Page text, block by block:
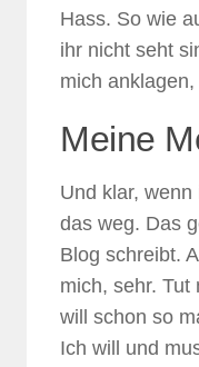
Hass. So wie
ihr nicht seht
mich
Meine
Und klar,
das weg. Das
Blog schreibt.
mich, sehr.
will schon so
Ich will und